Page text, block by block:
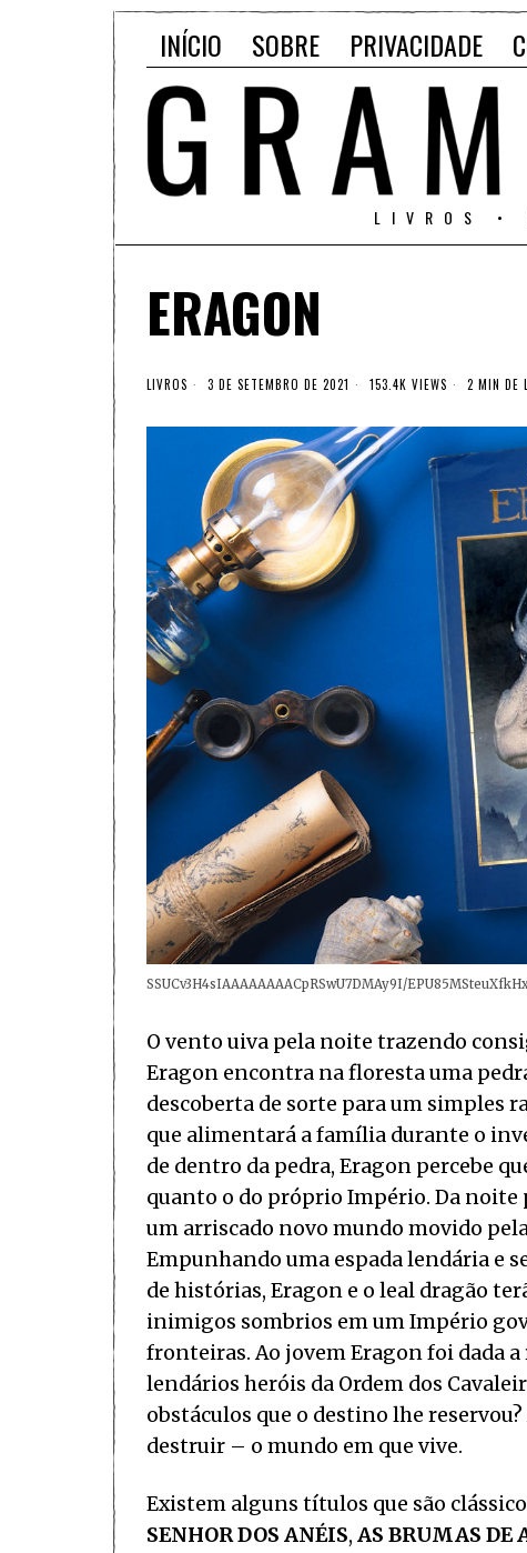
INÍCIO SOBRE PRIVACIDADE
LIVROS •
ERAGON
LIVROS 3 DE SETEMBRO DE 2021 153.4K VIEWS 2 MIN DE
SSUCv3H4sIAAAAAAAACpRSwU7DMAy9I/
O vento uiva pela noite trazendo
Eragon encontra na floresta uma
descoberta de sorte para um simples
que alimentará a família durante o
de dentro da pedra, Eragon percebe
quanto o do próprio Império. Da noite
um arriscado novo mundo movido
Empunhando uma espada lendária e
de histórias, Eragon e o leal dragão
inimigos sombrios em um Império
fronteiras. Ao jovem Eragon foi dada
lendários heróis da Ordem dos
obstáculos que o destino lhe
destruir – o mundo em que vive.
Existem alguns títulos que são
SENHOR DOS ANÉIS, AS BRUMAS DE